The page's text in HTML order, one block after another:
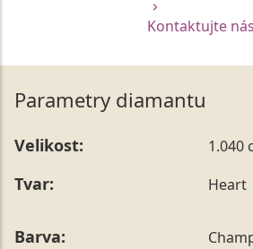
Kontaktujte nás
Parametry diamantu
Velikost: 1.040
Tvar: Heart
Barva: